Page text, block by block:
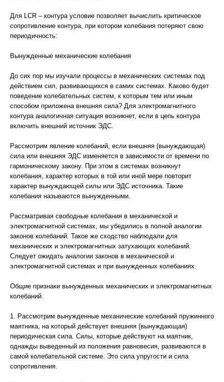
Для LCR – контура условие позволяет вычислить критическое
сопротивление контура, при котором колебания потеряют свою
периодичность:
Вынужденные механические колебания
До сих пор мы изучали процессы в механических системах под
действием сил, развивающихся в самих системах. Каково будет
поведение колебательных систем, к которым тем или иным
способом приложена внешняя сила? Для электромагнитного
контура аналогичная ситуация возникнет, если в цепь контура
включить внешний источник ЭДС.
Рассмотрим явление колебаний, если внешняя (вынуждающая)
сила или внешняя ЭДС изменяется в зависимости от времени по
гармоническому закону. При этом в системах возникнут
колебания, характер которых в той или иной мере повторит
характер вынуждающей силы или ЭДС источника. Такие
колебания называются вынужденными.
Рассматривая свободные колебания в механической и
электромагнитной системах, мы убедились в полной аналогии
законов колебаний. Такое же сходство наблюдали для
механических и электромагнитных затухающих колебаний.
Следует ожидать аналогии законов в механической и
электромагнитной системах и при вынужденных колебаниях.
Общие признаки вынужденных механических и электромагнитных
колебаний.
1. Рассмотрим вынужденные механические колебаний пружинного
маятника, на который действует внешняя (вынуждающая)
периодическая сила. Силы, которые действуют на маятник,
однажды выведенный из положения равновесия, развиваются в
самой колебательной системе. Это сила упругости и сила
сопротивления.